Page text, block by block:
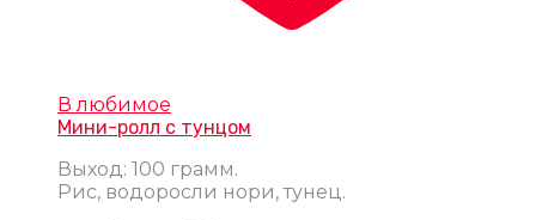
В любимое
Мини-ролл с тунцом
Выход: 100 грамм.
Рис, водоросли нори, тунец.